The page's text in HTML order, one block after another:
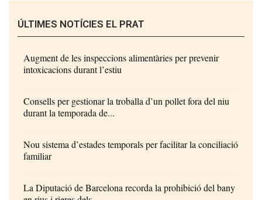
ÚLTIMES NOTÍCIES EL PRAT
Augment de les inspeccions alimentàries per prevenir
intoxicacions durant l’estiu
Consells per gestionar la troballa d’un pollet fora del niu
durant la temporada de...
Nou sistema d’estades temporals per facilitar la conciliació
familiar
La Diputació de Barcelona recorda la prohibició del bany